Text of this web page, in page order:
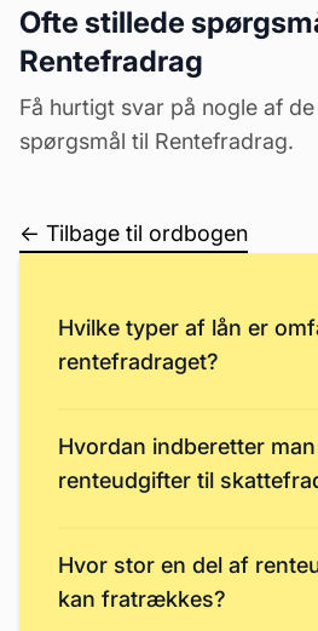
Ofte stillede
Rentefradrag
Få hurtigt svar på nogle af
spørgsmål til Rentefradrag.
← Tilbage til ordbogen
Hvilke typer af lån er
rentefradraget?
Hvordan indberetter man
renteudgifter til
Hvor stor en del af
kan fratrækkes?